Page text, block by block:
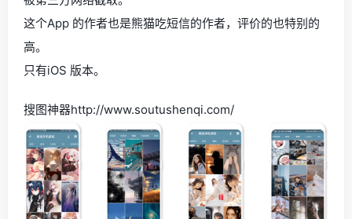
这个App 的作者也是熊猫吃短信的作者，评价的也特别的
高。
只有iOS 版本。
搜图神器http://www.soutushenqi.com/